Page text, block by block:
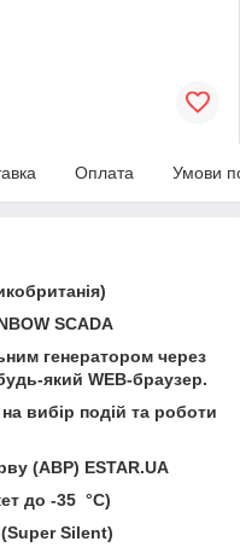
Оплата Умови
SCADA
генератором через
який WEB-браузер.
вибір подій та роботи
(АВР) ESTAR.UA
до -35 °C)
Silent)